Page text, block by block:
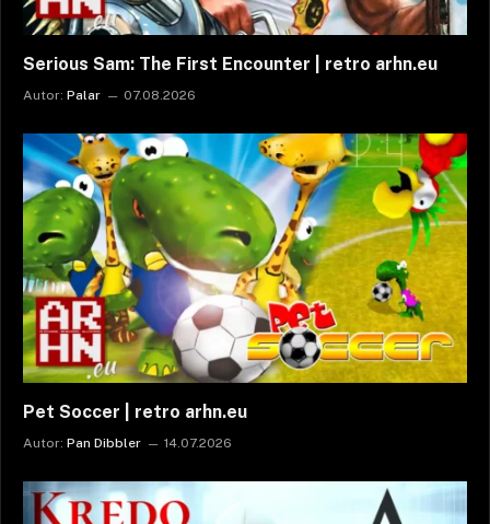
Serious Sam: The First Encounter | retro arhn.eu
Autor: Palar 07.08.2026
Pet Soccer | retro arhn.eu
Autor: Pan Dibbler 14.07.2026